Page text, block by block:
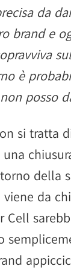
da
brand e
è
posso
si tratta
della
da
Cell